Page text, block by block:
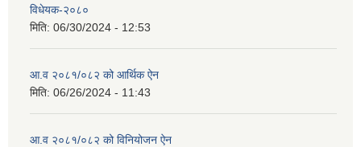
विधेयक-२०८०
मिति: 06/30/2024 - 12:53
आ.व २०८१/०८२ को आर्थिक ऐन
मिति: 06/26/2024 - 11:43
आ.व २०८१/०८२ को विनियोजन ऐन